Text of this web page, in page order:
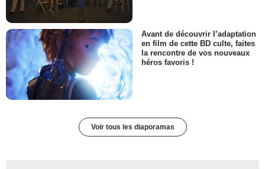
Avant de découvrir l’adaptation
en film de cette BD culte, faites
la rencontre de vos nouveaux
héros favoris !
Voir tous les diaporamas